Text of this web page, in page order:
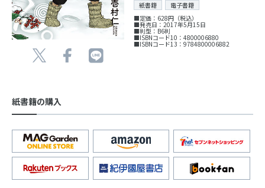
紙書籍
電子書籍
■定価：628円（税込）
■発売日：2017年5月15日
■判型：B6判
■ISBNコード10：4800006880
■ISBNコード13：9784800006882
紙書籍の購入